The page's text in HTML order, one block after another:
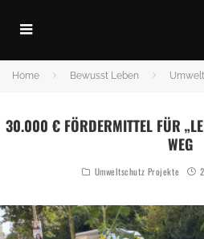
Home Bewusst Leben
30.000 € FÖRDERMITTEL FÜR
WEG
Umweltschutz Projekte